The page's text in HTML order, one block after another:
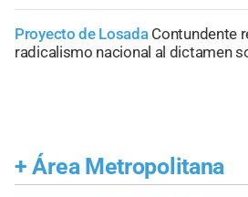
Proyecto de Losada Contundente
radicalismo nacional al dictamen
+ Área Metropolitana